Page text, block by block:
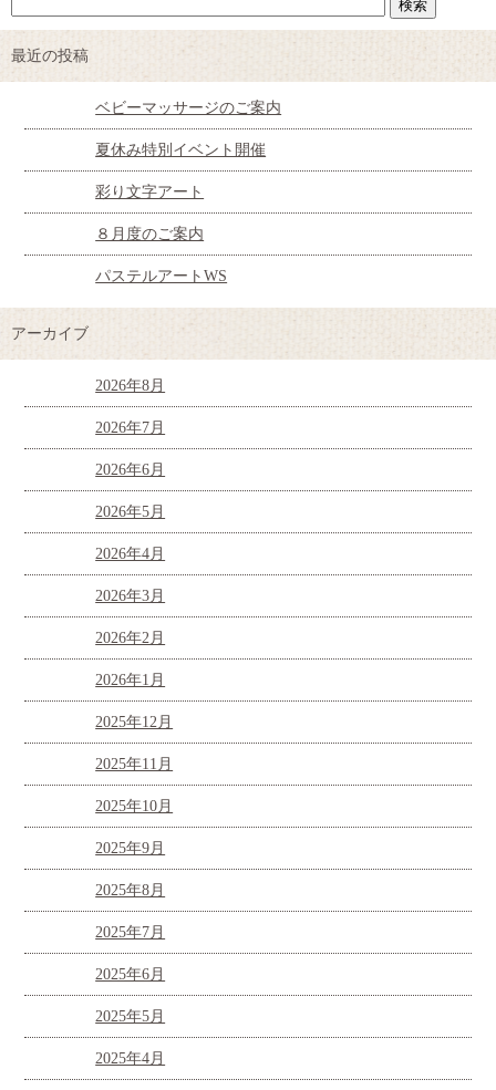
最近の投稿
ベビーマッサージのご案内
夏休み特別イベント開催
彩り文字アート
８月度のご案内
パステルアートWS
アーカイブ
2026年8月
2026年7月
2026年6月
2026年5月
2026年4月
2026年3月
2026年2月
2026年1月
2025年12月
2025年11月
2025年10月
2025年9月
2025年8月
2025年7月
2025年6月
2025年5月
2025年4月